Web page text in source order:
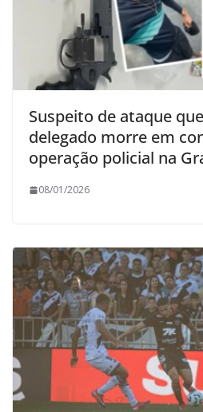
Suspeito de ataque
delegado morre em
operação policial na
08/01/2026